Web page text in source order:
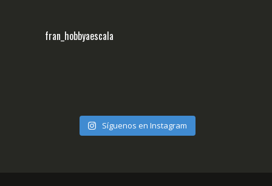
fran_hobbyaescala
Síguenos en Instagram